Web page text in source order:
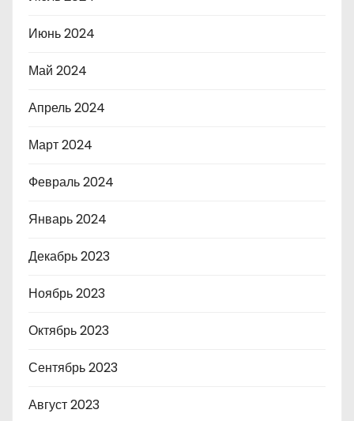
Июнь 2024
Май 2024
Апрель 2024
Март 2024
Февраль 2024
Январь 2024
Декабрь 2023
Ноябрь 2023
Октябрь 2023
Сентябрь 2023
Август 2023